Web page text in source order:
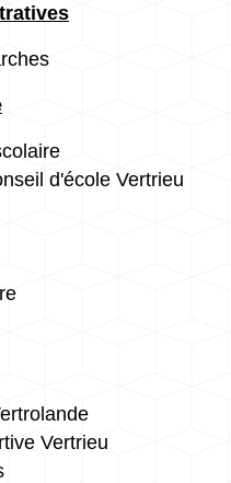
d'école Vertrieu
Vertrieu